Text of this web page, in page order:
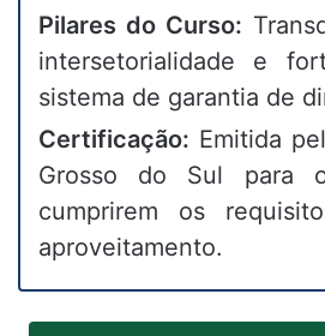
Pilares do Curso:
intersetorialidade e
sistema de garantia de
Certificação: Emitida
Grosso do Sul para
cumprirem os
aproveitamento.